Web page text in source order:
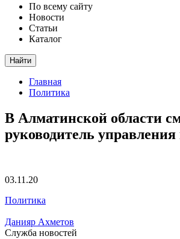
По всему сайту
Новости
Статьи
Каталог
Найти
Главная
Политика
В Алматинской области
руководитель
03.11.20
Политика
Данияр Ахметов
Служба новостей